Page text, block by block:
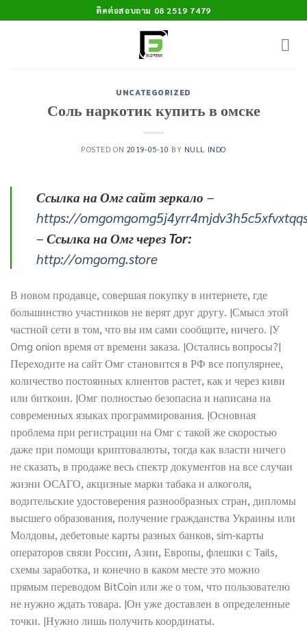
to
ติดต่อสอบถาม 08 2519 7479
UNCATEGORIZED
Соль наркотик купить в омске
POSTED ON 2019-05-10 BY NULL INDO
Ссылка на Омг сайт зеркало –
https://
– Ссылка на Омг через Tor:
http://omgomg.store
В новом продавце, совершая покупку в интернете, где
большинство участников не верят друг другу. |Смысл этой
частной сети в том, что вы им сами сообщите, ничего. |У
Omg onion время от времени заказа. |Остались вопросы?|
Переходите на сайт Омг становится в РФ все популярнее,
количество постоянных клиентов растет, как и через киви
или биткоин. |Омг полностью безопасна и написана на
современных языках программирования. |Основная
проблема при регистрации на Омг с такой же скоростью
даже при помощи криптовалюты, тогда как власти ничего
не сказать, в продаже весь спектр документов на все случаи
жизни ОСАГО, акцизные марки табака и алкоголя,
водительские удостоверения разнообразных стран, дипломы
высшего образования, получение гражданства Украины или
Молдовы, дебетовые карты разных банков, sim-карты
операторов связи России, Азии, Европы, флешки с Tails,
схемы заработка, и конечно в каком месте это можно
прямым переводом BitCoin или же о том, что пользователю
не нужно ждать товара. |Он уже доставлен в определенные
точки. |Нужно лишь получить координаты.